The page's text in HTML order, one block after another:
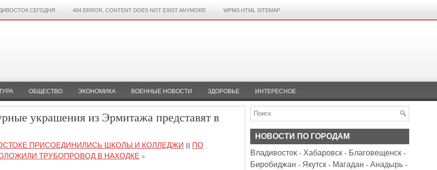
СЕГОДНЯ 404 ERROR, CONTENT DOES NOT EXIST ANYMORE WPMS HTML SITEMAP
ОБЩЕСТВО ЭКОНОМИКА ВОЕННЫЕ НОВОСТИ ЗДОРОВЬЕ ИНТЕРЕСНОЕ
украшения из Эрмитажа представят в
ПРИСОЕДИНИЛИСЬ ШКОЛЫ И КОЛЛЕДЖИ ||| ПО
ТРУБОПРОВОД В НАХОДКЕ»
НОВОСТИ ПО ГОРОДАМ
Владивосток-Хабаровск- Благовещенск-
Биробиджан - Якутск- Магадан -Анадырь-